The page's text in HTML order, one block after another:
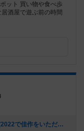
ット 買い物や食べ歩
酒屋で遊ぶ前の時間
[NEW] 『大きなかぶ』がアークライトゲーム賞2022で佳作をいただきました！！（2022年07月20日 13時29分）